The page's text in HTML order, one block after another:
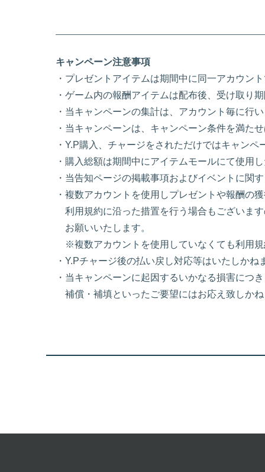
キャンペーン注意事項
・プレゼントアイテムは期間中に同一アカウン
・ゲーム内の報酬アイテムは配布後、受け取り
・当キャンペーンの集計は、アカウント毎に行
・当キャンペーンは、キャンペーン条件を満た
・Y.P購入、チャージをされただけではキャン
・購入総額は期間中にアイテムモールにて使用
・当告知ページの掲載事項およびイベントに関
・複数アカウントを使用しプレゼントや報酬の
利用規約に沿った措置を行う場合もございま
お願いいたします。
※複数アカウントを使用していなくても利用
・Y.Pチャージ後の払い戻し対応等はいたしか
・当キャンペーンに起因するいかなる損害につ
補償・補填といったご要望にはお応え致しか